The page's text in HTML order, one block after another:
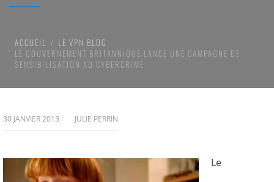
ACCUEIL
LE VPN BLOG
LE GOUVERNEMENT BRITANNIQUE LANCE UNE CAMPAGNE DE
SENSIBILISATION AU CYBERCRIME
30 JANVIER 2013 JULIE PERRIN
Le